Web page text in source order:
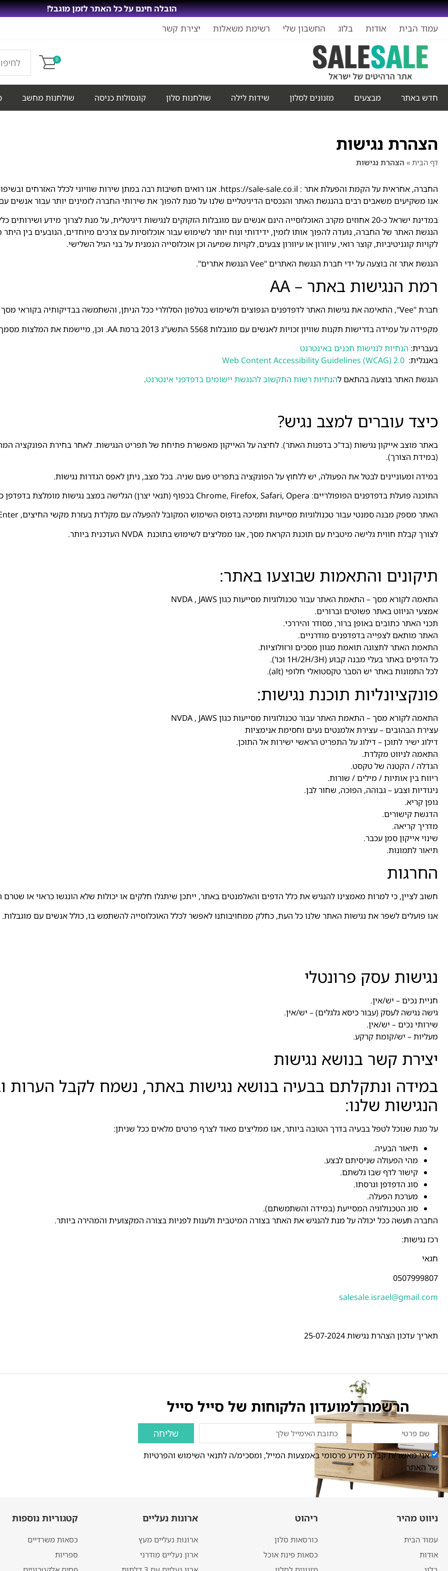
הובלה חינם על כל האתר לזמן מוגבל!
עמוד הבית אודות בלוג החשבון שלי רשימת משאלות יצירת קשר
0
חדש באתר מבצעים מזנונים לסלון שידות לילה שולחנות סלון קונסולות כניסה שולחנות מחשב
הצהרת נגישות
דף הבית » הצהרת נגישות
החברה, אחראית על הקמת והפעלת אתר : https://sale-sale.co.il. אנו רואים חשיבות רבה במתן שירות שוויוני לכלל האזרחים ובשיפור השירות הניתן לאזרחים עם מוגבלות.
אנו משקיעים משאבים רבים בהנגשת האתר והנכסים הדיגיטליים שלנו על מנת להפוך את שירותי החברה לזמינים יותר עבור אנשים
במדינת ישראל כ-20 אחוזים מקרב האוכלוסייה הינם אנשים עם מוגבלות הזקוקים לנגישות דיגיטלית, על מנת לצרוך מידע ושירותים כללים.
הנגשת האתר של החברה, נועדה להפוך אותו לזמין, ידידותי ונוח יותר לשימוש עבור אוכלוסיות עם צרכים מיוחדים, הנובעים בין היתר
לקויות קוגניטיביות, קוצר רואי, עיוורון או עיוורון צבעים, לקויות שמיעה וכן אוכלוסייה הנמנית על בני הגיל השלישי.
הנגשת אתר זה בוצעה על ידי חברת הנגשת האתרים "Vee הנגשת אתרים".
רמת הנגישות באתר – AA
חברת "Vee", התאימה את נגישות האתר לדפדפנים הנפוצים ולשימוש בטלפון הסלולרי ככל הניתן, והשתמשה בבדיקותיה בקוראי מסך מסוג Jaws ו- NVDA.
מקפידה על עמידה בדרישות תקנות שוויון זכויות לאנשים עם מוגבלות 5568 התשע"ג 2013 ברמת AA. וכן, מיישמת את המלצות מסמך WCAG2.2 מאת ארגון W3C.
בעברית: הנחיותלנגישות תכניםבאינטרנט
באנגלית: Web Content Accessibility Guidelines (WCAG) 2.0
הנגשת האתר בוצעה בהתאם להנחיותרשות התקשובלהנגשת יישומיםבדפדפניאינטרנט.
כיצד עוברים למצב נגיש?
באתר מוצב אייקון נגישות (בד"כ בדפנות האתר). לחיצה על האייקון מאפשרת פתיחת של תפריט הנגישות. לאחר בחירת הפונקציה
(במידת הצורך).
במידה ומעוניינים לבטל את הפעולה, יש ללחוץ על הפונקציה בתפריט פעם שניה. בכל מצב, ניתן לאפס הגדרות נגישות.
התוכנה פועלת בדפדפנים הפופולריים: Chrome, Firefox, Safari, Opera בכפוף (תנאי יצרן) הגלישה במצב נגישות מומלצת בדפדפן כרום.
האתר מספק מבנה סמנטי עבור טכנולוגיות מסייעות ותמיכה בדפוס השימוש המקובל להפעלה עם מקלדת בעזרת מקשי החיצים, Enter ו- Esc ליציאה מתפריטים וחלונות.
לצורך קבלת חווית גלישה מיטבית עם תוכנת הקראת מסך, אנו ממליצים לשימוש בתוכנת NVDA העדכנית ביותר.
תיקונים והתאמות שבוצעו באתר:
התאמה לקורא מסך – התאמת האתר עבור טכנולוגיות מסייעות כגון NVDA , JAWS
אמצעי הניווט באתר פשוטים וברורים.
תכני האתר כתובים באופן ברור, מסודר והיררכי.
האתר מותאם לצפייה בדפדפנים מודרניים.
התאמת האתר לתצוגה תואמת מגוון מסכים ורזולוציות.
כל הדפים באתר בעלי מבנה קבוע (1H/2H/3H וכו').
לכל התמונות באתר יש הסבר טקסטואלי חלופי (alt).
פונקציונליות תוכנת נגישות:
התאמה לקורא מסך – התאמת האתר עבור טכנולוגיות מסייעות כגון NVDA , JAWS
עצירת הבהובים – עצירת אלמנטים נעים וחסימת אנימציות
דילוג ישיר לתוכן – דילוג על התפריט הראשי ישירות אל התוכן.
התאמה לניווט מקלדת.
הגדלה / הקטנה של טקסט.
ריווח בין אותיות / מילים / שורות.
ניגודיות וצבע – גבוהה, הפוכה, שחור לבן.
גופן קריא.
הדגשת קישורים.
מדריך קריאה.
שינוי אייקון סמן עכבר.
תיאור לתמונות.
החרגות
חשוב לציין, כי למרות מאמצינו להנגיש את כלל הדפים והאלמנטים באתר, ייתכן שיתגלו חלקים או יכולות שלא הונגשו כראוי או שטרם
אנו פועלים לשפר את נגישות האתר שלנו כל העת, כחלק ממחויבותנו לאפשר לכלל האוכלוסייה להשתמש בו, כולל אנשים עם מוגבלות.
נגישות עסק פרונטלי
חניית נכים – יש/אין.
גישה נגישה לעסק (עבור כיסא גלגלים) – יש/אין.
שירותי נכים – יש/אין.
מעליות – יש/קומת קרקע.
יצירת קשר בנושא נגישות
במידה ונתקלתם בבעיה בנושא נגישות באתר, נשמח לקבל הערות
הנגישות שלנו:
על מנת שנוכל לטפל בבעיה בדרך הטובה ביותר, אנו ממליצים מאוד לצרף פרטים מלאים ככל שניתן:
תיאור הבעיה.
מהי הפעולה שניסיתם לבצע.
קישור לדף שבו גלשתם.
סוג הדפדפן וגרסתו.
מערכת הפעלה.
סוג הטכנולוגיה המסייעת (במידה והשתמשתם).
החברה תעשה ככל יכולה על מנת להנגיש את האתר בצורה המיטבית ולענות לפניות בצורה המקצועית והמהירה ביותר.
רכז נגישות:
חגאי
0507999807
salesale.israel@gmail.com
תאריך עדכון הצהרת נגישות 25-07-2024
הרשמה למועדון הלקוחות של סייל סייל
אני מאשר/ת קבלת מידע פרסומי באמצעות המייל, ומסכימ/ה לתנאי השימוש והפרטיות
של האתר
שליחה
ניווט מהיר
עמוד הבית
אודות
ריהוט
כורסאות סלון
כסאות פינת אוכל
ארונות נעליים
ארונות נעליים מעץ
ארון נעליים מודרני
קטגוריות נוספות
כסאות משרדיים
ספריות